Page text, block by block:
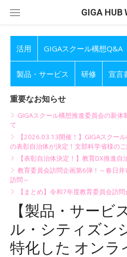
GIGA HUB
活用 GIGAスクール構想Q&A
製品・サービス 研修 宣言
重要なお知らせ
GIGAスクール構想推進委員会の新
て
【2026.03.13開催！】GIGAスクー
の表彰自治体が決定！文部科学省様のご
【表彰自治体決定！】教育DX推進
教育委員会訪問企画第6弾！～春日
訪問～
【まとめ】令和7年度教育委員会訪
【製品・サービ
ル・シティズン
特化した オンラ